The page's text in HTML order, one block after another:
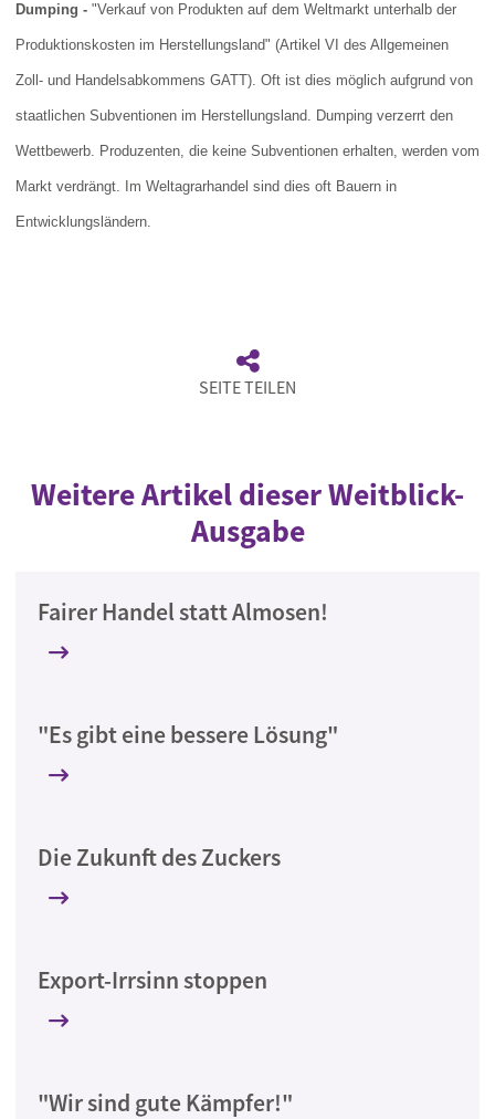
Dumping - "Verkauf von Produkten auf dem Weltmarkt unterhalb der
Produktionskosten im Herstellungsland" (Artikel VI des Allgemeinen
Zoll- und Handelsabkommens GATT). Oft ist dies möglich aufgrund von
staatlichen Subventionen im Herstellungsland. Dumping verzerrt den
Wettbewerb. Produzenten, die keine Subventionen erhalten, werden vom
Markt verdrängt. Im Weltagrarhandel sind dies oft Bauern in
Entwicklungsländern.
SEITE TEILEN
Weitere Artikel dieser Weitblick-
Ausgabe
Fairer Handel statt Almosen!
"Es gibt eine bessere Lösung"
Die Zukunft des Zuckers
Export-Irrsinn stoppen
"Wir sind gute Kämpfer!"